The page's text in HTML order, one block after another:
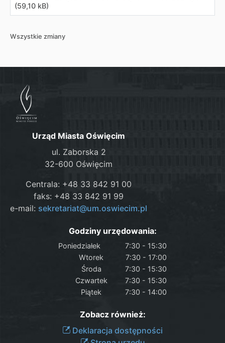
(59,10 kB)
Wszystkie zmiany
Urząd Miasta Oświęcim
ul. Zaborska 2
32-600 Oświęcim
Centrala: +48 33 842 91 00
faks: +48 33 842 91 99
e-mail: sekretariat@um.oswiecim.pl
Godziny urzędowania:
Poniedziałek
7:30 - 15:30
Wtorek
7:30 - 17:00
Środa
7:30 - 15:30
Czwartek
7:30 - 15:30
Piątek
7:30 - 14:00
Zobacz również:
Deklaracja dostępności